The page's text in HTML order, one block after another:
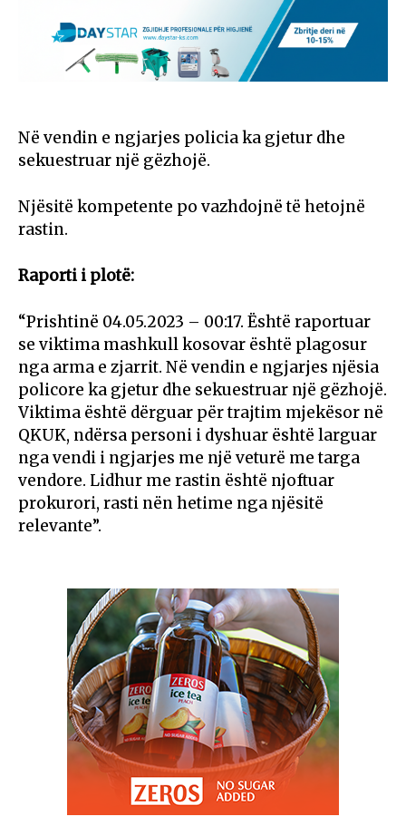
Në vendin e ngjarjes policia ka gjetur dhe
sekuestruar një gëzhojë.
Njësitë kompetente po vazhdojnë të hetojnë
rastin.
Raporti i plotë:
“Prishtinë 04.05.2023 – 00:17. Është raportuar
se viktima mashkull kosovar është plagosur
nga arma e zjarrit. Në vendin e ngjarjes njësia
policore ka gjetur dhe sekuestruar një gëzhojë.
Viktima është dërguar për trajtim mjekësor në
QKUK, ndërsa personi i dyshuar është larguar
nga vendi i ngjarjes me një veturë me targa
vendore. Lidhur me rastin është njoftuar
prokurori, rasti nën hetime nga njësitë
relevante”.